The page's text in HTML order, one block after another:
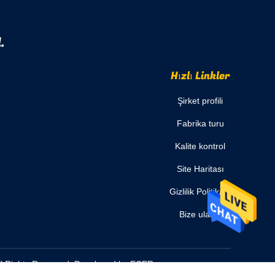
Hızlı Linkler
Şirket profili
Fabrika turu
Kalite kontrol
Site Haritası
Gizlilik Politikası
Bize ulaşın
Rights Reserved. Developed byECER